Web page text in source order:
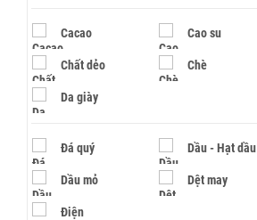
Cacao Cao su
Chất dẻo Chè
Da giày
Đá quý Dầu - Hạt dầu
Dầu mỏ Dệt may
Điện